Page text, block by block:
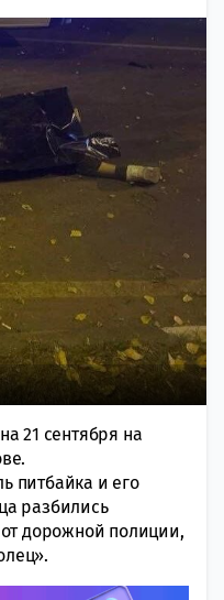
21 сентября на
питбайка и его
разбились
дорожной полиции,